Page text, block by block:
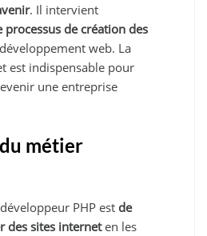
. Il intervient
processus de création des
web. La
est indispensable pour
une entreprise
métier
PHP est de
des sites interneten les